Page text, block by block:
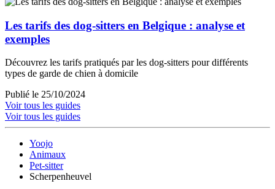
Les tarifs des dog-sitters en Belgique : analyse et
exemples
Découvrez les tarifs pratiqués par les dog-sitters pour différents
types de garde de chien à domicile
Publié le 25/10/2024
Voir tous les guides
Voir tous les guides
Yoojo
Animaux
Pet-sitter
Scherpenheuvel